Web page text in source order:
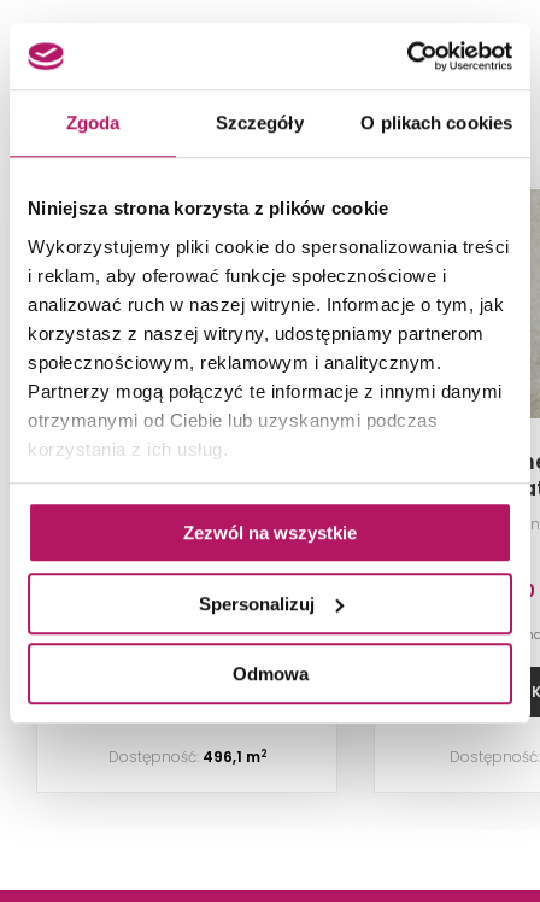
Zgoda Szczegóły O plikach cookies
Niniejsza strona korzysta z plików cookie
Wykorzystujemy pliki cookie do spersonalizowania treści
i reklam, aby oferować funkcje społecznościowe i
analizować ruch w naszej witrynie. Informacje o tym, jak
korzystasz z naszej witryny, udostępniamy partnerom
społecznościowym, reklamowym i analitycznym.
Partnerzy mogą połączyć te informacje z innymi danymi
otrzymanymi od Ciebie lub uzyskanymi podczas
korzystania z ich usług.
Zezwól na wszystkie
Spersonalizuj
Odmowa
NASZE PROPOZYCJE ZAMIAST
PRODUKTU NOWA GALA TREND
STONE TS 02
ZAMÓW PRÓBKĘ
Domino Alabaster Shine
MAT
Płytka uniwersalna gres
szkliwiony mat (gr. 8 mm),
59,8x59,8 cm
Dostępność: 496,1 m2
Azario
Płytka
-2% od 246,00 PLN
DODAJ DO